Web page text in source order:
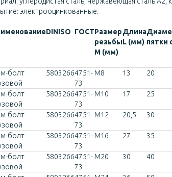
электрооцинкованные.
DINISO ГОСТРазмер
резьбы
М (мм)
Длина
L (мм) пятки
болт
58032664751-
73
M8 13 20
болт
58032664751-
73
M10 17 25
болт
58032664751-
73
M12 20,5 30
болт
58032664751-
73
M16 27 35
болт
58032664751-
73
M20 30 40